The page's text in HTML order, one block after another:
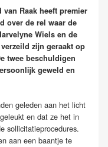
van Raak heeft premier
over de rel waar de
Wiels en de
zijn geraakt op
twee beschuldigen
geweld en
geleden aan het licht
en dat ze het in
sollicitatieprocedures.
aan een baantje te